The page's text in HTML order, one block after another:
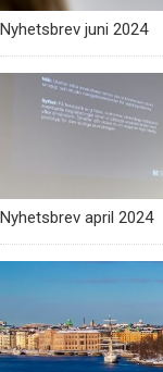
Nyhetsbrev juni 2024
Nyhetsbrev april 2024